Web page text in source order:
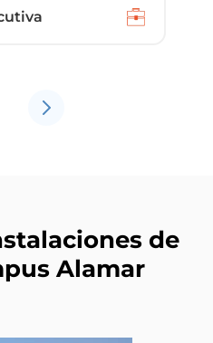
de
Alamar